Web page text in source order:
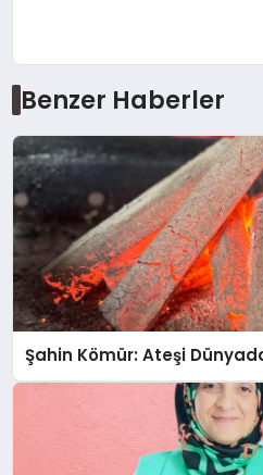
Benzer Haberler
Şahin Kömür: Ateşi